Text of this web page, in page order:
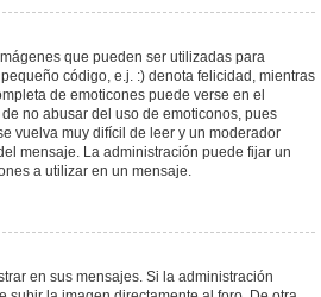
que pueden ser utilizadas para
código, e.j. :) denota felicidad, mientras
de emoticones puede verse en el
no abusar del uso de emoticonos, pues
vuelva muy difícil de leer y un moderador
mensaje. La administración puede fijar un
a utilizar en un mensaje.
en sus mensajes. Si la administración